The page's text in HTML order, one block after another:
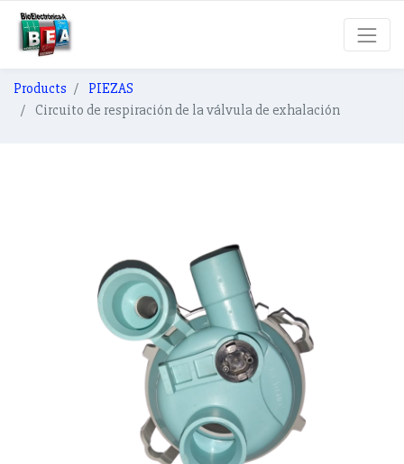
Products
PIEZAS
Circuito de respiración de la válvula de exhalación